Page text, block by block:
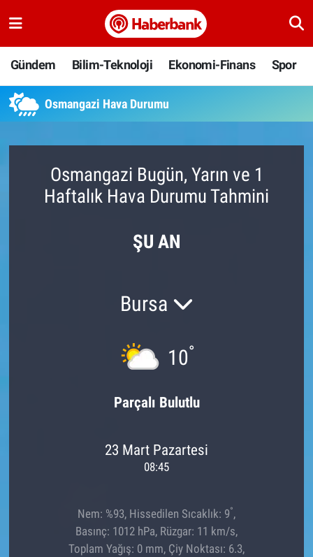
Gündem Bilim-Teknoloji Ekonomi-Finans Spor
Osmangazi Hava Durumu
Osmangazi Bugün, Yarın ve 1
Haftalık Hava Durumu Tahmini
ŞU AN
Bursa
10°
Parçalı Bulutlu
23 Mart Pazartesi
08:45
Nem: %93, Hissedilen Sıcaklık: 9°,
Basınç: 1012 hPa, Rüzgar: 11 km/s,
Toplam Yağış: 0 mm, Çiy Noktası: 6.3,
Bilim-Teknoloji
Ekonomi-Finans
Yaşam
Hava Durumu
Namaz Vakitleri
Süper Lig Puan Durumu ve Fikstür